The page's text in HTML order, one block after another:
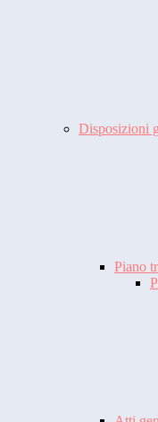
Disposizioni
Piano